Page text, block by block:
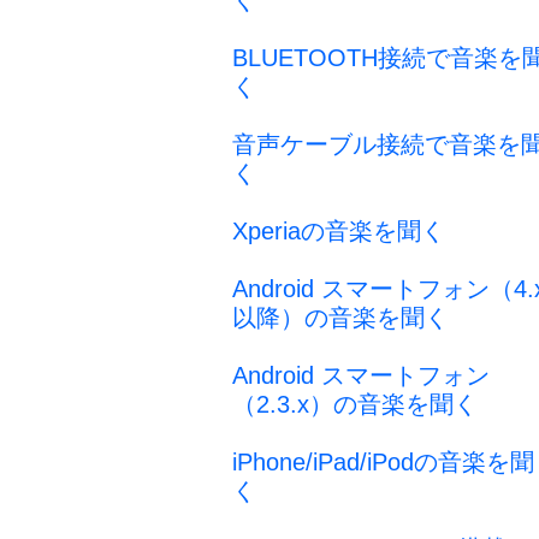
BLUETOOTH接続で音楽を
く
音声ケーブル接続で音楽を
く
Xperiaの音楽を聞く
Android スマートフォン（
以降）の音楽を聞く
Android スマートフォン
（2.3.x）の音楽を聞く
iPhone/iPad/iPodの音楽を聞
く